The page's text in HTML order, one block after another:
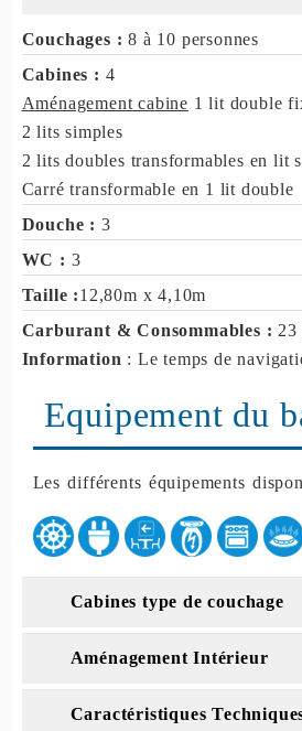
Couchages : 8 à 10 personnes
Cabines : 4
Aménagement cabine 1 lit double
2 lits simples
2 lits doubles transformables en lit
Carré transformable en 1 lit double
Douche : 3
WC : 3
Taille :12,80m x 4,10m
Carburant & Consommables : 23
Information : Le temps de
Equipement du
Les différents équipements
Cabines type de couchage
Aménagement Intérieur
Caractéristiques